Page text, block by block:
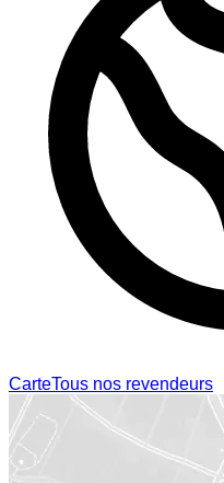
CarteTous nos revendeurs